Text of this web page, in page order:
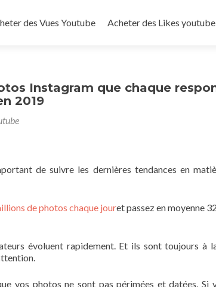
des Vues Youtube
Acheter des Likes youtube
Instagram que chaque
2019
de suivre les dernières tendances en
de photos chaque jouret passez en moyenne
évoluent rapidement. Et ils sont toujours à
vos photos ne sont pas périmées et datées. Si